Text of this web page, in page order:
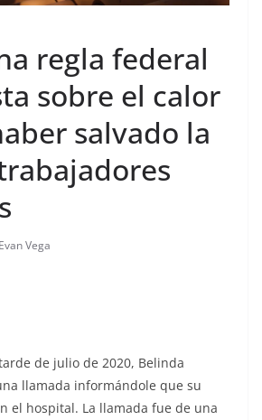
regla federal
sobre el calor
salvado la
Evan Vega
de julio de 2020, Belinda
llamada informándole que su
el hospital. La llamada fue de una